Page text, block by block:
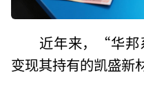
近年来，“华
变现其持有的凯盛新